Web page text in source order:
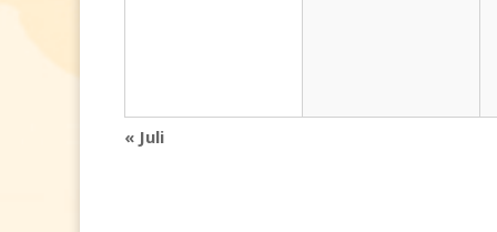
« Juli